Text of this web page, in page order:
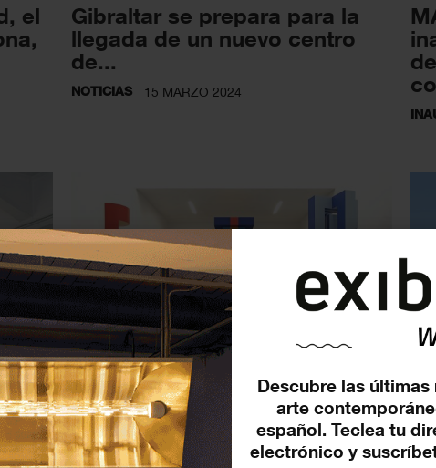
Descubre las
arte
español. Teclea tu
electrónico y
el
Gibraltar se prepara para la
llegada de un nuevo centro
de...
NOTICIAS 15 MARZO 2024
exibart.es destaca:
Homesession (Barcelona)
celebra 15 años y anuncia la
apertura...
ENTREVISTAS 16 ENERO 2024